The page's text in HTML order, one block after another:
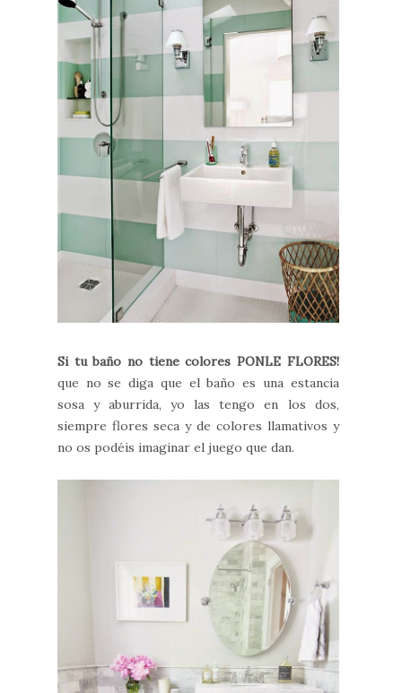
Si tu baño no tiene colores PONLE FLORES!
que no se diga que el baño es una estancia
sosa y aburrida, yo las tengo en los dos,
siempre flores seca y de colores llamativos y
no os podéis imaginar el juego que dan.